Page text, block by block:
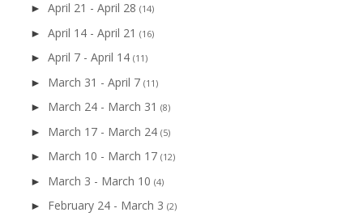
► April 21 - April 28 (14)
► April 14 - April 21 (16)
► April 7 - April 14 (11)
► March 31 - April 7 (11)
► March 24 - March 31 (8)
► March 17 - March 24 (5)
► March 10 - March 17 (12)
► March 3 - March 10 (4)
► February 24 - March 3 (2)